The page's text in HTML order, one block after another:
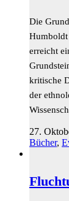
Die
erreicht
kritische
der
27.
Bücher,